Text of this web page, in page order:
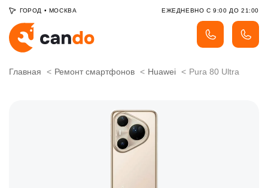
ГОРОД • МОСКВА ЕЖЕДНЕВНО С 9:00 ДО 21:00
Главная Ремонт смартфонов Huawei Pura 80 Ultra